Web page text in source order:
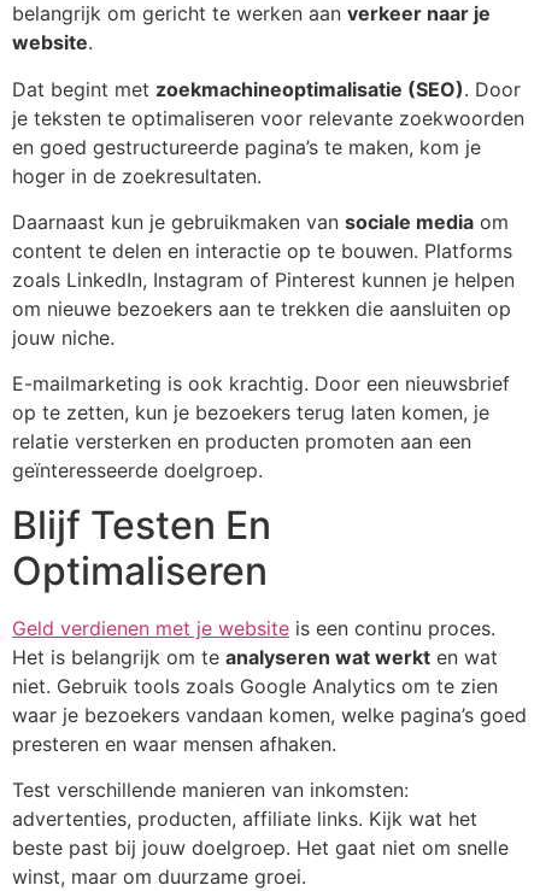
belangrijk om gericht te werken aan verkeer naar je
website.
Dat begint met zoekmachineoptimalisatie (SEO). Door
je teksten te optimaliseren voor relevante zoekwoorden
en goed gestructureerde pagina’s te maken, kom je
hoger in de zoekresultaten.
Daarnaast kun je gebruikmaken van sociale media om
content te delen en interactie op te bouwen. Platforms
zoals LinkedIn, Instagram of Pinterest kunnen je helpen
om nieuwe bezoekers aan te trekken die aansluiten op
jouw niche.
E-mailmarketing is ook krachtig. Door een nieuwsbrief
op te zetten, kun je bezoekers terug laten komen, je
relatie versterken en producten promoten aan een
geïnteresseerde doelgroep.
Blijf Testen En
Optimaliseren
Geld verdienen met je website is een continu proces.
Het is belangrijk om te analyseren wat werkt en wat
niet. Gebruik tools zoals Google Analytics om te zien
waar je bezoekers vandaan komen, welke pagina’s goed
presteren en waar mensen afhaken.
Test verschillende manieren van inkomsten:
advertenties, producten, affiliate links. Kijk wat het
beste past bij jouw doelgroep. Het gaat niet om snelle
winst, maar om duurzame groei.